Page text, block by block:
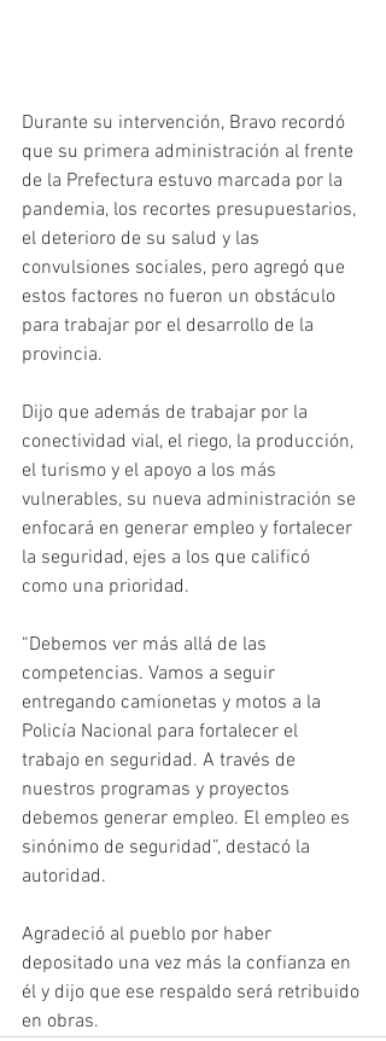
Durante su intervención, Bravo recordó
que su primera administración al frente
de la Prefectura estuvo marcada por la
pandemia, los recortes presupuestarios,
el deterioro de su salud y las
convulsiones sociales, pero agregó que
estos factores no fueron un obstáculo
para trabajar por el desarrollo de la
provincia.
Dijo que además de trabajar por la
conectividad vial, el riego, la producción,
el turismo y el apoyo a los más
vulnerables, su nueva administración se
enfocará en generar empleo y fortalecer
la seguridad, ejes a los que calificó
como una prioridad.
“Debemos ver más allá de las
competencias. Vamos a seguir
entregando camionetas y motos a la
Policía Nacional para fortalecer el
trabajo en seguridad. A través de
nuestros programas y proyectos
debemos generar empleo. El empleo es
sinónimo de seguridad”, destacó la
autoridad.
Agradeció al pueblo por haber
depositado una vez más la confianza en
él y dijo que ese respaldo será retribuido
en obras.